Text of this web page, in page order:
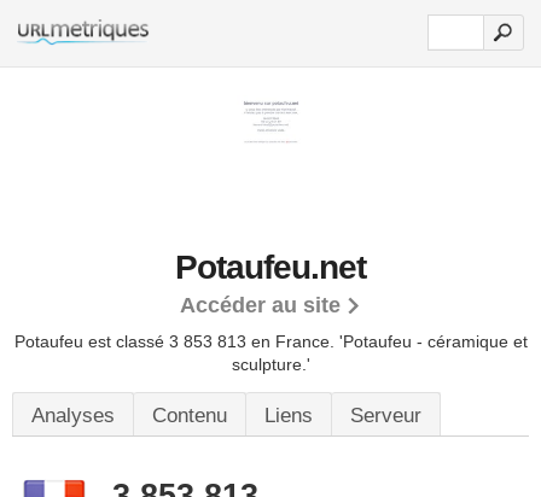
Potaufeu.net
Accéder au site
Potaufeu est classé 3 853 813 en France. 'Potaufeu - céramique et
sculpture.'
Analyses Contenu Liens Serveur